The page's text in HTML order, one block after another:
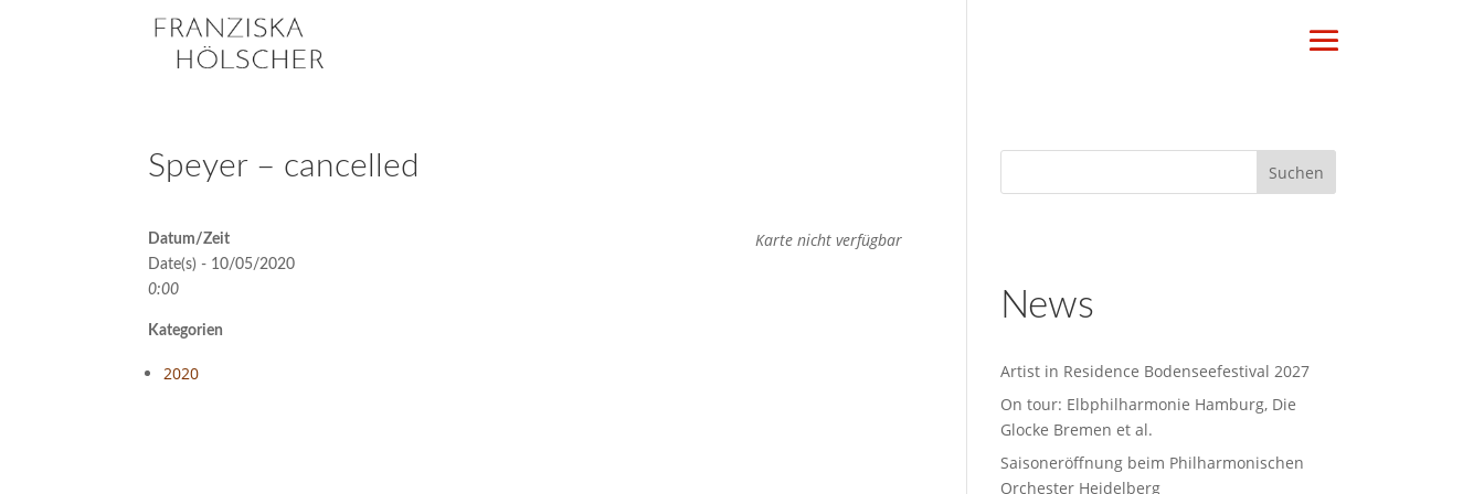
Speyer – cancelled
Karte nicht verfügbar
Datum/Zeit
Date(s) - 10/05/2020
0:00
Kategorien
2020
News
Artist in Residence Bodenseefestival 2027
On tour: Elbphilharmonie Hamburg, Die
Glocke Bremen et al.
Saisoneröffnung beim Philharmonischen
Orchester Heidelberg